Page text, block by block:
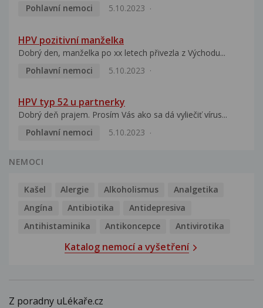
Pohlavní nemoci
5.10.2023
HPV pozitivní manželka
Dobrý den, manželka po xx letech přivezla z Východu...
Pohlavní nemoci
5.10.2023
HPV typ 52 u partnerky
Dobrý deň prajem. Prosím Vás ako sa dá vyliečiť vírus...
Pohlavní nemoci
5.10.2023
NEMOCI
Kašel Alergie Alkoholismus
Analgetika
Angína
Antibiotika
Antidepresiva
Antihistaminika
Antikoncepce Antivirotika
Katalog nemocí a vyšetření
Z poradny uLékaře.cz